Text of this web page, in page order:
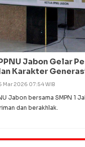
Jabon Gelar
Karakter
Mar 2026 07:54 WIB
Jabon bersama SMPN 1
dan berakhlak.